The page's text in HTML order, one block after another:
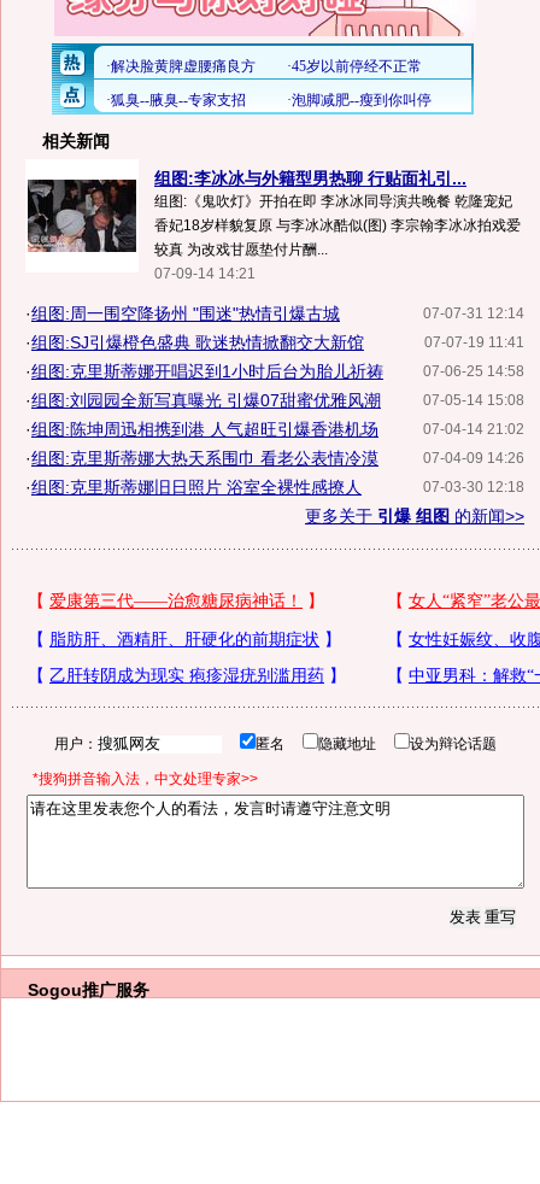
相关新闻
组图:李冰冰与外籍型男热聊 行贴面礼引...
组图:《鬼吹灯》开拍在即 李冰冰同导演共晚餐 乾隆宠妃
香妃18岁样貌复原 与李冰冰酷似(图) 李宗翰李冰冰拍戏爱
较真 为改戏甘愿垫付片酬...
07-09-14 14:21
07-07-31 12:14
·组图:周一围空降扬州 "围迷"热情引爆古城
07-07-19 11:41
·组图:SJ引爆橙色盛典 歌迷热情掀翻交大新馆
07-06-25 14:58
·组图:克里斯蒂娜开唱迟到1小时后台为胎儿祈祷
07-05-14 15:08
·组图:刘园园全新写真曝光 引爆07甜蜜优雅风潮
07-04-14 21:02
·组图:陈坤周迅相携到港 人气超旺引爆香港机场
07-04-09 14:26
·组图:克里斯蒂娜大热天系围巾 看老公表情冷漠
07-03-30 12:18
·组图:克里斯蒂娜旧日照片 浴室全裸性感撩人
更多关于 引爆 组图 的新闻>>
用户： 匿名 隐藏地址 设为辩论话题
*搜狗拼音输入法，中文处理专家>>
Sogou推广服务